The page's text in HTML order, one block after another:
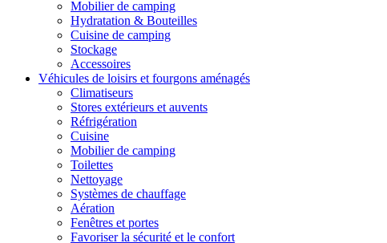
Mobilier de camping
Hydratation & Bouteilles
Cuisine de camping
Stockage
Accessoires
Véhicules de loisirs et fourgons aménagés
Climatiseurs
Stores extérieurs et auvents
Réfrigération
Cuisine
Mobilier de camping
Toilettes
Nettoyage
Systèmes de chauffage
Aération
Fenêtres et portes
Favoriser la sécurité et le confort